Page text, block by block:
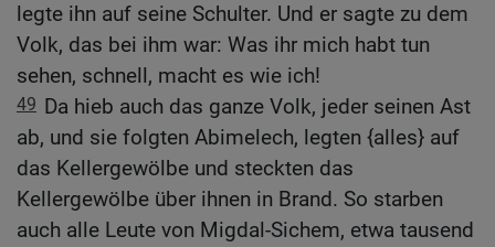
legte ihn auf seine Schulter. Und er sagte zu dem
Volk, das bei ihm war: Was ihr mich habt tun
sehen, schnell, macht es wie ich!
49 Da hieb auch das ganze Volk, jeder seinen Ast
ab, und sie folgten Abimelech, legten {alles} auf
das Kellergewölbe und steckten das
Kellergewölbe über ihnen in Brand. So starben
auch alle Leute von Migdal-Sichem, etwa tausend